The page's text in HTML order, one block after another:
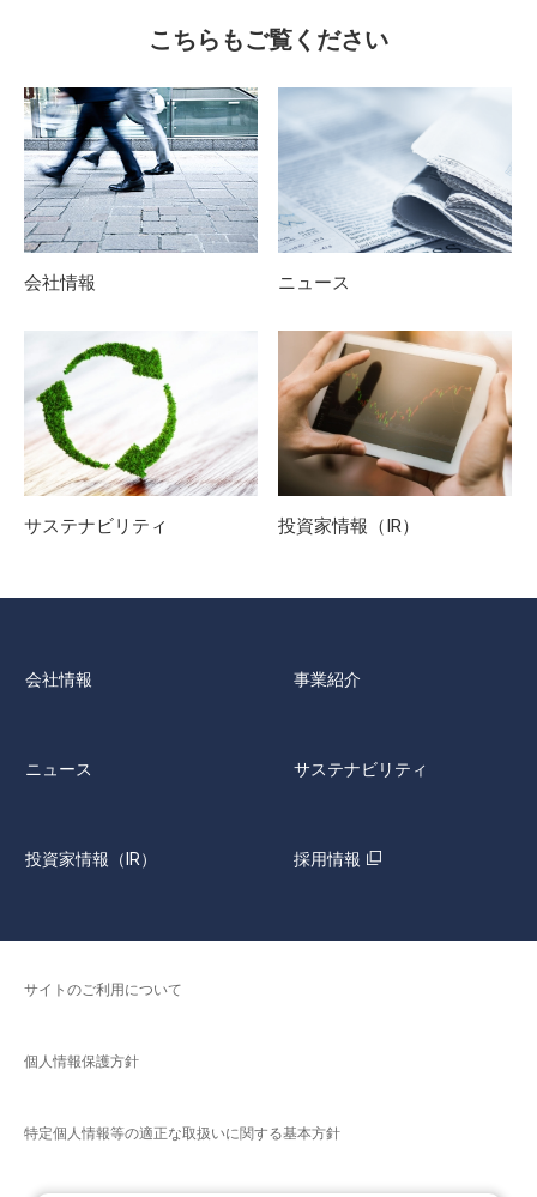
こちらもご覧ください
会社情報 ニュース
サステナビリティ 投資家情報（IR）
会社情報 事業紹介
ニュース サステナビリティ
投資家情報（IR） 採用情報
サイトのご利用について
個人情報保護方針
特定個人情報等の適正な取扱いに関する基本方針